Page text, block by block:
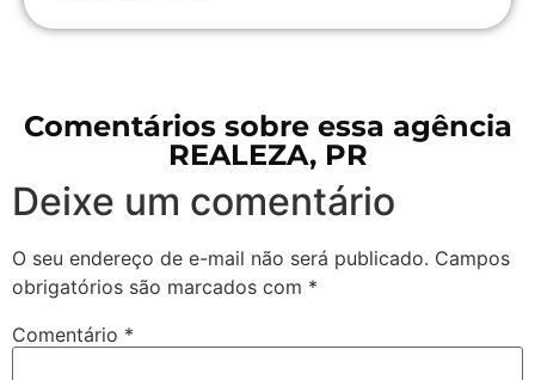
Comentários sobre essa agência
REALEZA, PR
Deixe um comentário
O seu endereço de e-mail não será publicado. Campos
obrigatórios são marcados com *
Comentário *